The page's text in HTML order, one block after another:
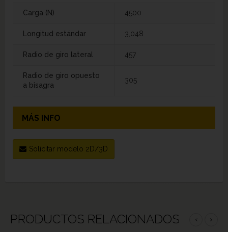
Carga (N) 4500
Longitud estándar 3,048
Radio de giro lateral 457
Radio de giro opuesto
a bisagra
305
MÁS INFO
Solicitar modelo 2D/3D
PRODUCTOS RELACIONADOS ‹ ›